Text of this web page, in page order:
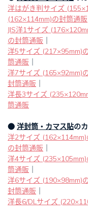
洋はがき判サイズ
(162×114mm)の封筒通販
JIS洋1サイズ
の封筒通販
洋5サイズ (217×95mm)
筒通販
洋7サイズ (165×92mm)
封筒通販
洋長3サイズ
筒通販
● 洋封筒・カマス貼の
洋2サイズ
の封筒通販
洋4サイズ
筒通販
洋6サイズ (190×98mm)
封筒通販
洋長6/DLサイズ